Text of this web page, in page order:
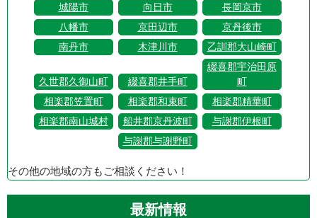
城陽市
向日市
長岡京市
八幡市
京田辺市
京丹後市
南丹市
木津川市 乙訓郡大山崎町
久世郡久御山町 綴喜郡井手町
綴喜郡宇治田原
町
相楽郡笠置町
相楽郡和束町
相楽郡精華町
相楽郡南山城村
船井郡京丹波町
与謝郡伊根町
与謝郡与謝野町
その他の地域の方もご相談ください！
最新情報